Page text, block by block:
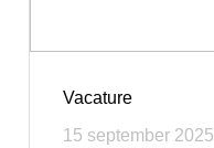
Vacature
15 september 2025